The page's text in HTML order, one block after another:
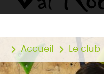
Accueil Le club